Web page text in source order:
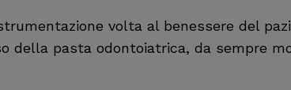
volta al benessere del
della pasta odontoiatrica, da sempre